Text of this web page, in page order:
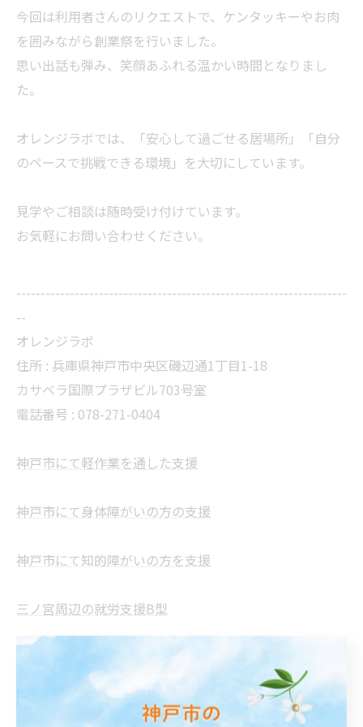
今回は利用者さんのリクエストで、ケンタッキーやお肉
を囲みながら創業祭を行いました。
思い出話も弾み、笑顔あふれる温かい時間となりまし
た。
オレンジラボでは、「安心して過ごせる居場所」「自分
のペースで挑戦できる環境」を大切にしています。
見学やご相談は随時受け付けています。
お気軽にお問い合わせください。
--------------------------------------------------------------------
--
オレンジラボ
住所 : 兵庫県神戸市中央区磯辺通1丁目1-18
カサベラ国際プラザビル703号室
電話番号 : 078-271-0404
神戸市にて軽作業を通した支援
神戸市にて身体障がいの方の支援
神戸市にて知的障がいの方を支援
三ノ宮周辺の就労支援B型
神戸市にて精神障がいの方の支援
--------------------------------------------------------------------